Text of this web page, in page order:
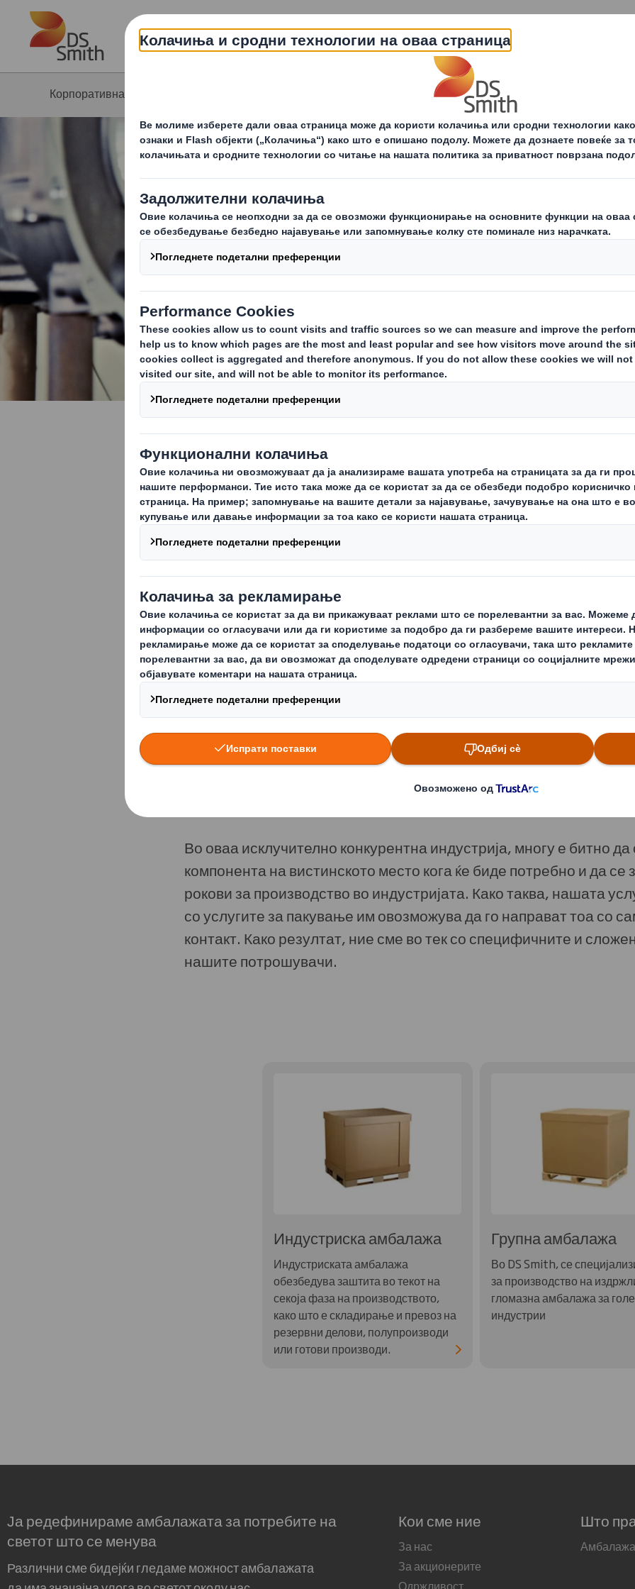
Skip to main content
За нас Понуда Одржливост
Корпоративна страна Индустриска амбалажа
Автомобили и инженеринг
Како вистински партнер на европската
индустрија, развивме иновативни амбалажни
резервни делови, комплети за монтажа и за
производство.
Благодарение на нашата европска мрежа, можеме да бидеме
реагираме навремено со 100% картонски или композитни
или повеќекратна употреба. Со сертификат според стандардот
Во оваа исклучително конкурентна индустрија, многу е битно
компонента на вистинското место кога ќе биде потребно и да се
рокови за производство во индустријата. Како таква, нашата
со услугите за пакување им овозможува да го направат тоа со
контакт. Како резултат, ние сме во тек со специфичните и
нашите потрошувачи.
Индустриска амбалажа
Индустриската амбалажа
обезбедува заштита во текот на
секоја фаза на производството,
како што е складирање и превоз на
резервни делови, полупроизводи
или готови производи.
Групна амбалажа
Во DS Smith, се
за производство на
гломазна амбалажа за
индустрии
Ја редефинираме амбалажата за потребите на
светот што се менува
Различни сме бидејќи гледаме можност амбалажата
Кои сме ние
За нас
За акционерите
Одржливост
Што
Амбалажа